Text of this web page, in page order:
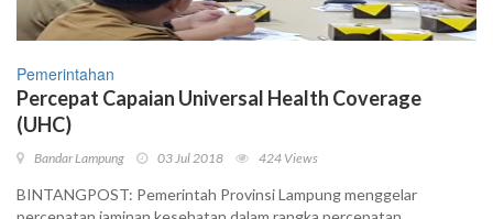
Pemerintahan
Percepat Capaian Universal Health Coverage
(UHC)
Bandar Lampung 03 Jul 2018 424 Views
BINTANGPOST: Pemerintah Provinsi Lampung menggelar